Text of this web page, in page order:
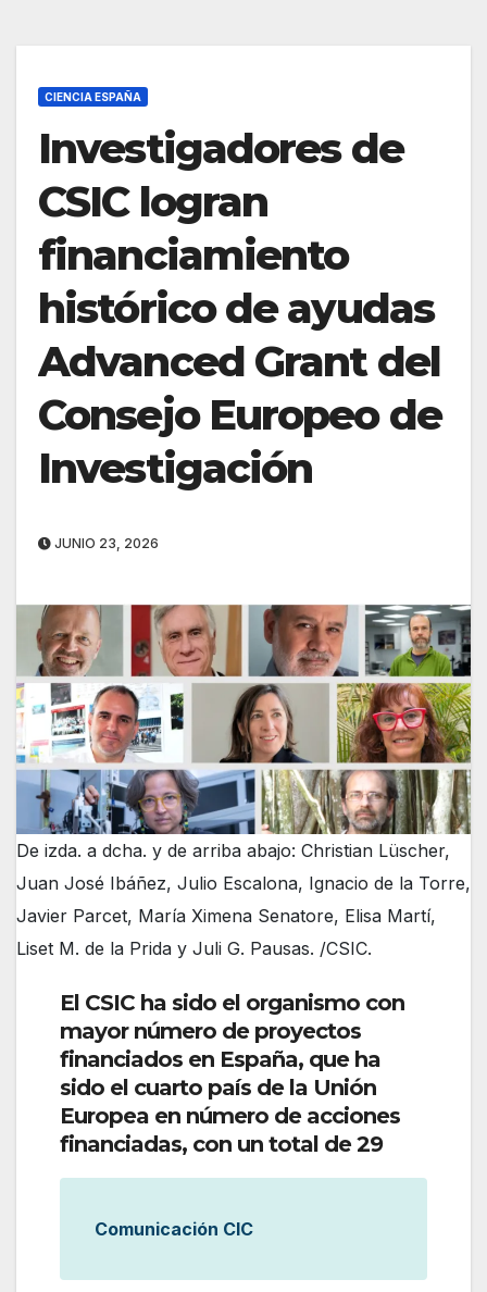
CIENCIA ESPAÑA
Investigadores de
CSIC logran
financiamiento
histórico de ayudas
Advanced Grant del
Consejo Europeo de
Investigación
JUNIO 23, 2026
De izda. a dcha. y de arriba abajo: Christian Lüscher,
Juan José Ibáñez, Julio Escalona, Ignacio de la Torre,
Javier Parcet, María Ximena Senatore, Elisa Martí,
Liset M. de la Prida y Juli G. Pausas. /CSIC.
El CSIC ha sido el organismo con
mayor número de proyectos
financiados en España, que ha
sido el cuarto país de la Unión
Europea en número de acciones
financiadas, con un total de 29
Comunicación CIC